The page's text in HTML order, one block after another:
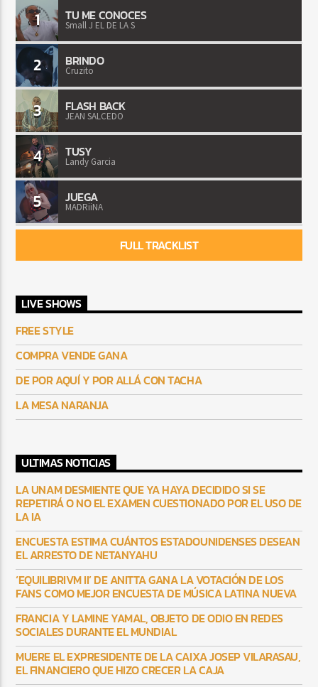
1 TU ME CONOCES
Small J EL DE LA S
2 BRINDO
Cruzito
3 FLASH BACK
JEAN SALCEDO
4 TUSY
Landy Garcia
5 JUEGA
MADRiiNA
FULL TRACKLIST
LIVE SHOWS
FREE STYLE
COMPRA VENDE GANA
DE POR AQUÍ Y POR ALLÁ CON TACHA
LA MESA NARANJA
ULTIMAS NOTICIAS
LA UNAM DESMIENTE QUE YA HAYA DECIDIDO SI SE
REPETIRÁ O NO EL EXAMEN CUESTIONADO POR EL USO DE
LA IA
ENCUESTA ESTIMA CUÁNTOS ESTADOUNIDENSES DESEAN
EL ARRESTO DE NETANYAHU
‘EQUILIBRIVM II’ DE ANITTA GANA LA VOTACIÓN DE LOS
FANS COMO MEJOR ENCUESTA DE MÚSICA LATINA NUEVA
FRANCIA Y LAMINE YAMAL, OBJETO DE ODIO EN REDES
SOCIALES DURANTE EL MUNDIAL
MUERE EL EXPRESIDENTE DE LA CAIXA JOSEP VILARASAU,
EL FINANCIERO QUE HIZO CRECER LA CAJA